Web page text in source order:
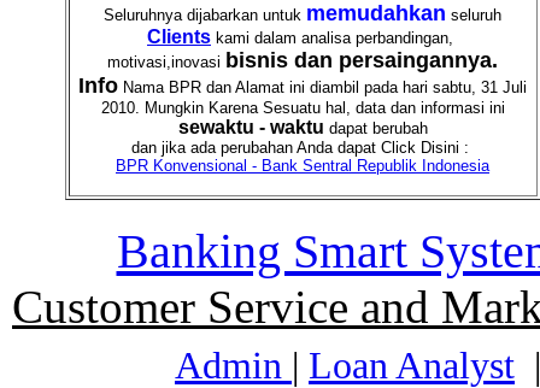
Seluruhnya dijabarkan untuk memudahkan seluruh
Clients kami dalam analisa perbandingan,
motivasi,inovasi bisnis dan persaingannya.
Info Nama BPR dan Alamat ini diambil pada hari sabtu, 31 Juli
2010. Mungkin Karena Sesuatu hal, data dan informasi ini
sewaktu - waktu dapat berubah
dan jika ada perubahan Anda dapat Click Disini :
BPR Konvensional - Bank Sentral Republik Indonesia
Banking Smart
Customer Service and
Admin | Loan Analyst